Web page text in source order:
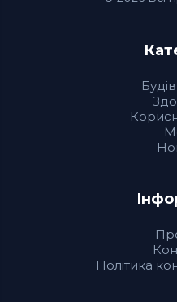
Політика